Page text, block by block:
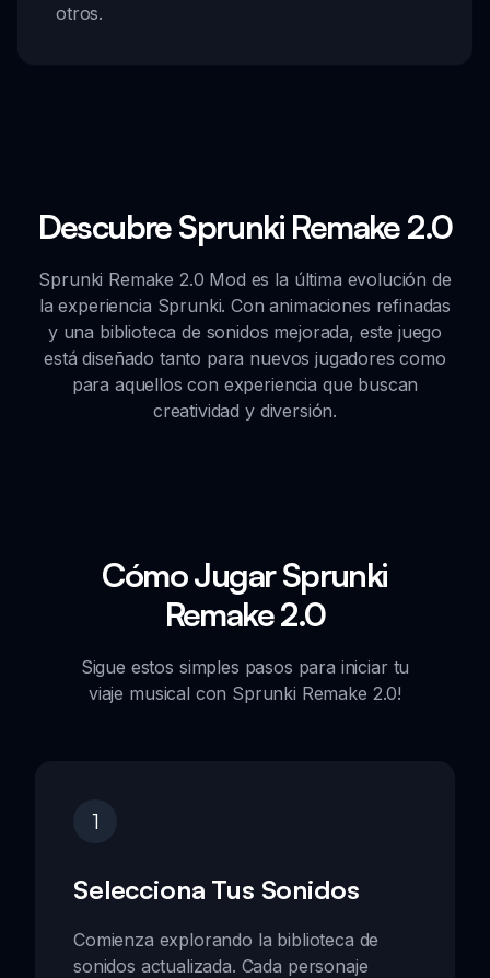
otros.
Descubre Sprunki Remake 2.0
Sprunki Remake 2.0 Mod es la última evolución de
la experiencia Sprunki. Con animaciones refinadas
y una biblioteca de sonidos mejorada, este juego
está diseñado tanto para nuevos jugadores como
para aquellos con experiencia que buscan
creatividad y diversión.
Cómo Jugar Sprunki
Remake 2.0
Sigue estos simples pasos para iniciar tu
viaje musical con Sprunki Remake 2.0!
1
Selecciona Tus Sonidos
Comienza explorando la biblioteca de
sonidos actualizada. Cada personaje